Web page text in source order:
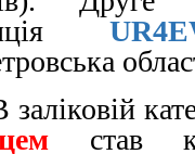
UR4
став